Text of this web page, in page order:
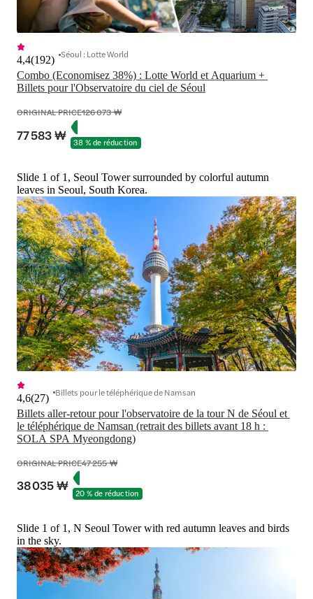
Combo (Economisez 38%) : Lotte World et Aquarium +
Billets pour l'Observatoire du ciel de Séoul
4,4(192) Séoul : Lotte World
ORIGINAL PRICE126 073 ₩
77 583 ₩ 38 % de réduction
Slide 1 of 1, Seoul Tower surrounded by colorful autumn
leaves in Seoul, South Korea.
Billets aller-retour pour l'observatoire de la tour N de Séoul et
le téléphérique de Namsan (retrait des billets avant 18 h :
SOLA SPA Myeongdong)
4,6(27) Billets pour le téléphérique de Namsan
ORIGINAL PRICE47 255 ₩
38 035 ₩ 20 % de réduction
Slide 1 of 1, N Seoul Tower with red autumn leaves and birds
in the sky.